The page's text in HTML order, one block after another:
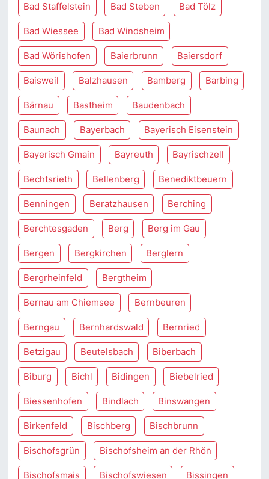
Bad Staffelstein Bad Steben Bad Tölz
Bad Wiessee Bad Windsheim
Bad Wörishofen Baierbrunn Baiersdorf
Baisweil Balzhausen Bamberg Barbing
Bärnau Bastheim Baudenbach
Baunach Bayerbach Bayerisch Eisenstein
Bayerisch Gmain Bayreuth Bayrischzell
Bechtsrieth Bellenberg Benediktbeuern
Benningen Beratzhausen Berching
Berchtesgaden Berg Berg im Gau
Bergen Bergkirchen Berglern
Bergrheinfeld Bergtheim
Bernau am Chiemsee Bernbeuren
Berngau Bernhardswald Bernried
Betzigau Beutelsbach Biberbach
Biburg Bichl Bidingen Biebelried
Biessenhofen Bindlach Binswangen
Birkenfeld Bischberg Bischbrunn
Bischofsgrün Bischofsheim an der Rhön
Bischofsmais Bischofswiesen Bissingen